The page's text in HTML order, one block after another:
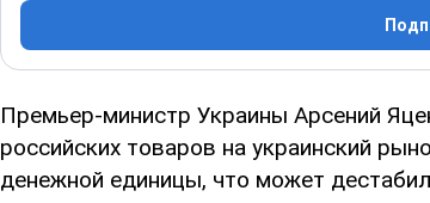
Премьер-министр Украины Арсений
российских товаров на украинский
денежной единицы, что может